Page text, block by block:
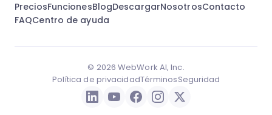
PreciosFuncionesBlogDescargarNosotrosContacto
FAQCentro de ayuda
© 2026 WebWork AI, Inc.
Política de privacidadTérminosSeguridad